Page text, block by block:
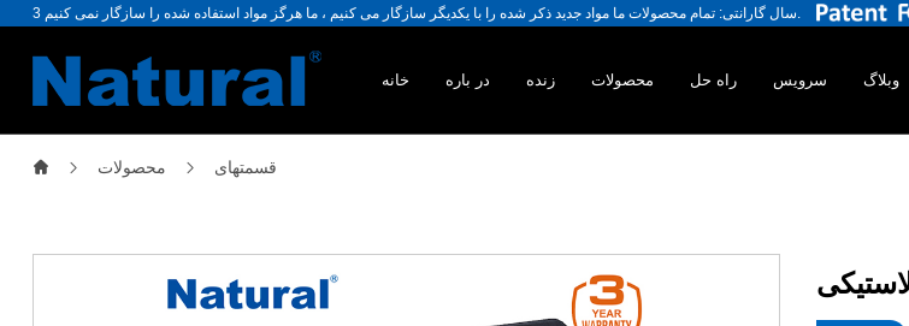
3 سال گارانتی: تمام محصولات ما مواد جدید ذکر شده را با یکدیگر سازگار می کنیم ، ما هرگز مواد استفاده شده را سازگار نمی کنیم.
خانه در باره زنده محصولات راه حل سرویس وبلاگ
محصولات قسمتهای